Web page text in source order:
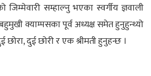
जिम्मेवारी सम्हाल्नु भएका स्वर्गीय ज्ञवाली
क्याम्पसका पूर्व अध्यक्ष समेत हुनुहुन्थ्यो
छोरा, दुई छोरी र एक श्रीमती हुनुहन्छ ।